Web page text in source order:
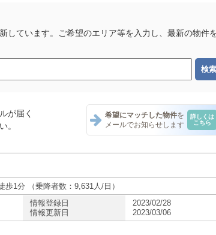
しています。ご希望のエリア等を入力し、最新の物件
が届く
。
希望にマッチした物件を
メールでお知らせします
詳しくは
こちら
1分 （乗降者数：9,631人/日）
情報登録日
情報更新日
2023/02/28
2023/03/06